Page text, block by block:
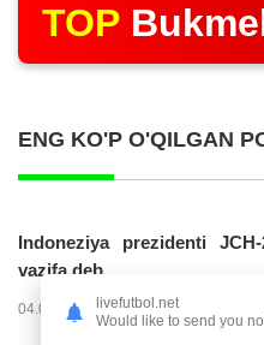
TOP
ENG KO'P O'QILGAN
Indoneziya prezidenti
vazifa deb...
04.08.2026 02:11 14220
livefutbol.net
Would like to send you